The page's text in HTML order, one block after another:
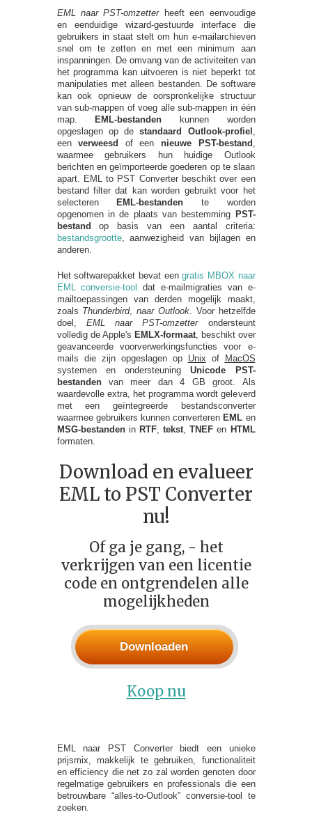
EML naar PST-omzetterheeft een eenvoudige
en eenduidige wizard-gestuurde interface die
gebruikers in staat stelt om hun e-mailarchieven
snel om te zetten en met een minimum aan
inspanningen. De omvang van de activiteiten van
het programma kan uitvoeren is niet beperkt tot
manipulaties met alleen bestanden. De software
kan ook opnieuw de oorspronkelijke structuur
van sub-mappen of voeg alle sub-mappen in één
map.
EML-bestanden kunnen worden
opgeslagen op destandaard Outlook-profiel ,
eenverweesd of een nieuwe PST-bestand ,
waarmee gebruikers hun huidige Outlook
berichten en geïmporteerde goederen op te slaan
apart. EML to PST Converter beschikt over een
bestand filter dat kan worden gebruikt voor het
selecteren
EML-bestanden te worden
opgenomen in de plaats van bestemming PST-
bestand op basis van een aantal criteria:
bestandsgrootte, aanwezigheid van bijlagen en
anderen.
Het softwarepakket bevat eengratis MBOX naar
EML conversie-tool
dat e-mailmigraties van e-
mailtoepassingen van derden mogelijk maakt,
zoals Thunderbird,naar Outlook. Voor hetzelfde
doel, EML naar PST-omzetterondersteunt
volledig de Apple's EMLX-formaat, beschikt over
geavanceerde voorverwerkingsfuncties voor e-
mails die zijn opgeslagen op Unix of
MacOS
systemen en ondersteuningUnicode PST-
bestandenvan meer dan 4 GB groot. Als
waardevolle extra, het programma wordt geleverd
met een geïntegreerde bestandsconverter
waarmee gebruikers kunnen converteren EML en
MSG-bestandenin RTF,tekst,TNEF en HTML
formaten.
Download en evalueer
EML to PST Converter
nu!
Of ga je gang, - het
verkrijgen van een licentie
code en ontgrendelen alle
mogelijkheden
Downloaden
Koop nu
EML naar PST Converter biedt een unieke
prijsmix, makkelijk te gebruiken, functionaliteit
en efficiency die net zo zal worden genoten door
regelmatige gebruikers en professionals die een
betrouwbare “alles-to-Outlook” conversie-tool te
zoeken.